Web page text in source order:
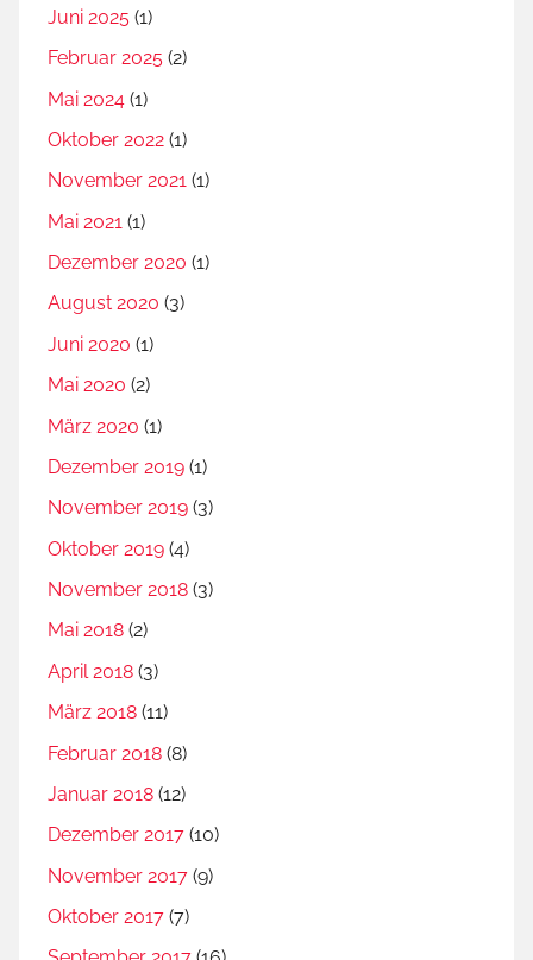
Juni 2025 (1)
Februar 2025 (2)
Mai 2024 (1)
Oktober 2022 (1)
November 2021 (1)
Mai 2021 (1)
Dezember 2020 (1)
August 2020 (3)
Juni 2020 (1)
Mai 2020 (2)
März 2020 (1)
Dezember 2019 (1)
November 2019 (3)
Oktober 2019 (4)
November 2018 (3)
Mai 2018 (2)
April 2018 (3)
März 2018 (11)
Februar 2018 (8)
Januar 2018 (12)
Dezember 2017 (10)
November 2017 (9)
Oktober 2017 (7)